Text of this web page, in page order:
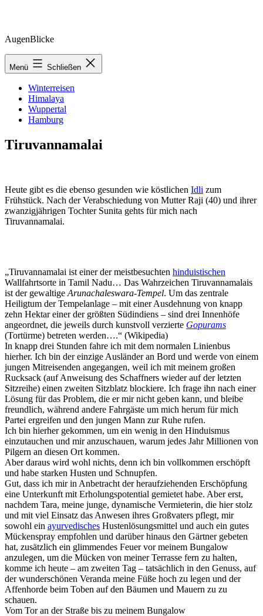
Zum
springen
AugenBlicke
Menü Schließen
Winterreisen
Himalaya
Wuppertal
Hamburg
Tiruvannamalai
Heute gibt es die ebenso gesunden wie köstlichen Idli zum
Frühstück. Nach der Verabschiedung von Mutter Raji (40) und ihrer
zwanzigjährigen Tochter Sunita gehts für mich nach
Tiruvannamalai.
„Tiruvannamalai ist einer der meistbesuchten hinduistischen
Wallfahrtsorte in Tamil Nadu… Das Wahrzeichen Tiruvannamalais
ist der gewaltige Arunachaleswara-Tempel. Um das zentrale
Heiligtum der Tempelanlage – mit einer Ausdehnung von knapp
zehn Hektar einer der größten Südindiens – sind drei Innenhöfe
angeordnet, die jeweils durch kunstvoll verzierte Gopurams
(Tortürme) betreten werden….“ (Wikipedia)
In knapp drei Stunden fahre ich mit dem normalen Linienbus
hierher. Ich bin der einzige Ausländer an Bord und werde von einem
jungen Mitreisenden angegangen, weil ich mit meinem großen
Rucksack (auf Anweisung des Schaffners wieder auf der letzten
Sitzreihe) einen zweiten Sitzblatz blockiere. Ich frage ihn nach einer
Lösung für das Problem, die er mir nicht geben kann, und bleibe
freundlich, während andere Fahrgäste um mich herum für mich
Partei ergreifen und den jungen Mann zur Ruhe rufen.
Ich bin hierher gekommen, um ein wenig in den Hinduismus
einzutauchen und mir anzuschauen, warum jedes Jahr Millionen von
Pilgern an diesen Ort kommen.
Aber daraus wird wohl nichts, denn ich bin vollkommen erschöpft
und habe starken Husten und Schnupfen.
Gut, dass ich mir in Anbetracht der heraufziehenden Erschöpfung
eine Unterkunft mit Erholungspotential gemietet habe. Aber erst,
nachdem Tara, meine junge, dynamische Vermieterin, die hier stolz
und mit viel Einsatz das Anwesen ihres Großvaters pflegt, mir
sowohl ein ayurvedisches Hustenlösungsmittel und auch ein gutes
Mückenspray empfohlen und darüber hinaus den Gärtner gebeten
hat, zusätzlich ein glimmendes Feuer vor meinem Bungalow
anzulegen, um die Mücken von meiner Terrasse fern zu halten,
komme ich heute – am zweiten Tag – tatsächlich in den Genuss, auf
der wunderschönen Veranda meine Füße hoch zu legen und der
Affenhorde beim Toben auf den Bäumen und Mauern zu zu
schauen.
Vom Tor an der Straße bis zu meinem Bungalow